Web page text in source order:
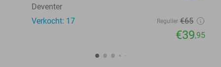
Deventer
Verkocht: 17
Regulier €65
€39,95